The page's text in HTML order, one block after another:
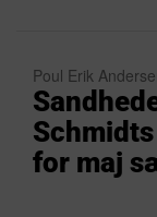
Poul Erik
for maj